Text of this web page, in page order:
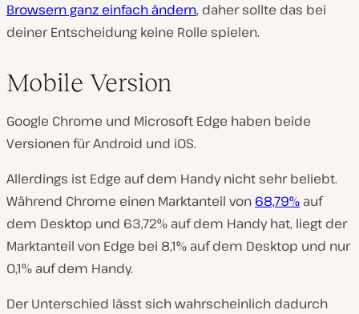
Browsern ganz einfach ändern, daher sollte das bei
deiner Entscheidung keine Rolle spielen.
Mobile Version
Google Chrome und Microsoft Edge haben beide
Versionen für Android und iOS.
Allerdings ist Edge auf dem Handy nicht sehr beliebt.
Während Chrome einen Marktanteil von 68,79% auf
dem Desktop und 63,72% auf dem Handy hat, liegt der
Marktanteil von Edge bei 8,1% auf dem Desktop und nur
0,1% auf dem Handy.
Der Unterschied lässt sich wahrscheinlich dadurch